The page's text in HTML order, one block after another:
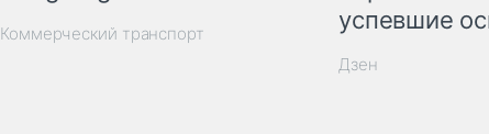
Коммерческий транспорт
успевшие
Дзен